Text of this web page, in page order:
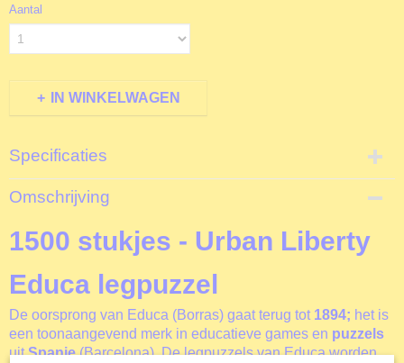
Aantal
IN WINKELWAGEN
Specificaties
Productcode
D17120
EAN code
8412668171206
Educa
Formaat gelegde puzzel
85x60 cm
Omschrijving
1500 stukjes - Urban Liberty
Educa legpuzzel
De oorsprong van Educa (Borras) gaat terug tot 1894; het is
een toonaangevend merk in educatieve games en puzzels
uitSpanje(Barcelona). De legpuzzels van Educa worden